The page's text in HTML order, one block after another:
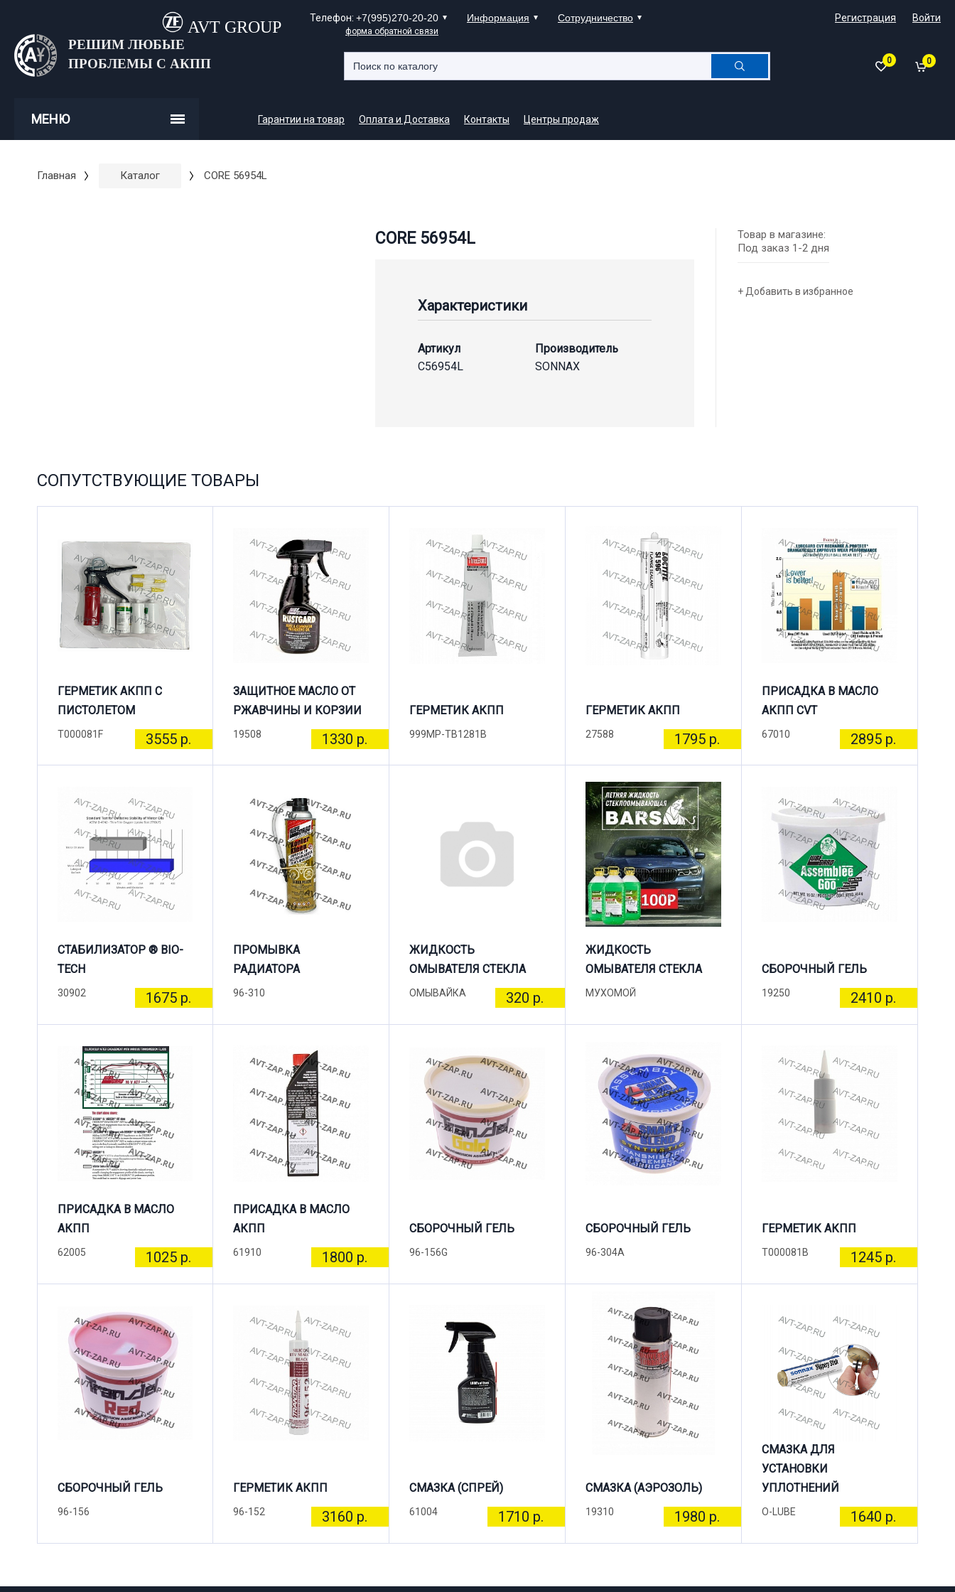
AVT GROUP Телефон: +7(995)270-20-20
форма обратной связи
Информация Сотрудничество Регистрация Войти
РЕШИМ ЛЮБЫЕ
ПРОБЛЕМЫ С АКПП
0 0
МЕНЮ Гарантии на товар Оплата и Доставка Контакты Центры продаж
Главная Каталог CORE 56954L
CORE 56954L
Характеристики
Артикул
C56954L
Производитель
SONNAX
Товар в магазине:
Под заказ 1-2 дня
+ Добавить в избранное
СОПУТСТВУЮЩИЕ ТОВАРЫ
ГЕРМЕТИК АКПП С
ПИСТОЛЕТОМ
T000081F 3555 р.
ЗАЩИТНОЕ МАСЛО ОТ
РЖАВЧИНЫ И КОРЗИИ
19508 1330 р.
ГЕРМЕТИК АКПП
999MP-TB1281B
ГЕРМЕТИК АКПП
27588 1795 р.
ПРИСАДКА В МАСЛО
АКПП CVT
67010 2895 р.
СТАБИЛИЗАТОР ® BIO-
TECH
30902 1675 р.
ПРОМЫВКА
РАДИАТОРА
96-310
ЖИДКОСТЬ
ОМЫВАТЕЛЯ СТЕКЛА
ОМЫВАЙКА 320 р.
ЖИДКОСТЬ
ОМЫВАТЕЛЯ СТЕКЛА
МУХОМОЙ
СБОРОЧНЫЙ ГЕЛЬ
19250 2410 р.
ПРИСАДКА В МАСЛО
АКПП
62005 1025 р.
ПРИСАДКА В МАСЛО
АКПП
61910 1800 р.
СБОРОЧНЫЙ ГЕЛЬ
96-156G
СБОРОЧНЫЙ ГЕЛЬ
96-304A
ГЕРМЕТИК АКПП
T000081B 1245 р.
СБОРОЧНЫЙ ГЕЛЬ
96-156
ГЕРМЕТИК АКПП
96-152 3160 р.
СМАЗКА (СПРЕЙ)
61004 1710 р.
СМАЗКА (АЭРОЗОЛЬ)
19310 1980 р.
СМАЗКА ДЛЯ
УСТАНОВКИ
УПЛОТНЕНИЙ
O-LUBE 1640 р.